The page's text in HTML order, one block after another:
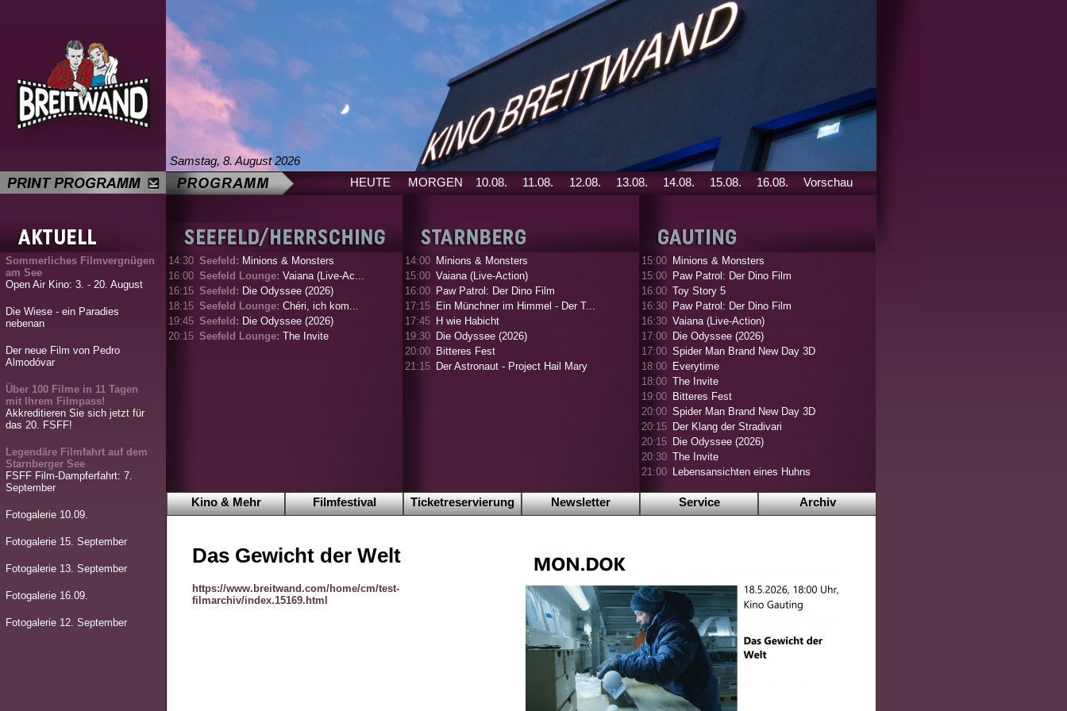
Samstag, 8. August 2026
HEUTE
MORGEN 10.08. 11.08. 12.08. 13.08. 14.08. 15.08. 16.08. Vorschau
Sommerliches Filmvergnügen
am See
Open Air Kino: 3. - 20. August
Die Wiese - ein Paradies
nebenan
Der neue Film von Pedro
Almodóvar
Über 100 Filme in 11 Tagen
mit Ihrem Filmpass!
Akkreditieren Sie sich jetzt für
das 20. FSFF!
Legendäre Filmfahrt auf dem
Starnberger See
FSFF Film-Dampferfahrt: 7.
September
Fotogalerie 10.09.
Fotogalerie 15. September
Fotogalerie 13. September
Fotogalerie 16.09.
Fotogalerie 12. September
14:30 Seefeld: Minions & Monsters
16:00 Seefeld Lounge: Vaiana (Live-Ac...
16:15 Seefeld: Die Odyssee (2026)
18:15 Seefeld Lounge: Chéri, ich kom...
19:45 Seefeld: Die Odyssee (2026)
20:15 Seefeld Lounge: The Invite
14:00 Minions & Monsters
15:00 Vaiana (Live-Action)
16:00 Paw Patrol: Der Dino Film
17:15 Ein Münchner im Himmel - Der T...
17:45 H wie Habicht
19:30 Die Odyssee (2026)
20:00 Bitteres Fest
21:15 Der Astronaut - Project Hail Mary
15:00 Minions & Monsters
15:00 Paw Patrol: Der Dino Film
16:00 Toy Story 5
16:30 Paw Patrol: Der Dino Film
16:30 Vaiana (Live-Action)
17:00 Die Odyssee (2026)
17:00 Spider Man Brand New Day 3D
18:00 Everytime
18:00 The Invite
19:00 Bitteres Fest
20:00 Spider Man Brand New Day 3D
20:15 Der Klang der Stradivari
20:15 Die Odyssee (2026)
20:30 The Invite
21:00 Lebensansichten eines Huhns
Kino & Mehr Filmfestival Ticketreservierung Newsletter Service Archiv
Das Gewicht der Welt
https://www.breitwand.com/home/cm/test-
filmarchiv/index.15169.html